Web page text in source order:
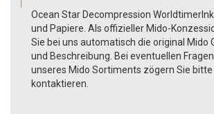
Ocean Star Decompression
und Papiere. Als offizieller Mido-
Sie bei uns automatisch die original Mido
und Beschreibung. Bei eventuellen
unseres Mido Sortiments zögern Sie
kontaktieren.